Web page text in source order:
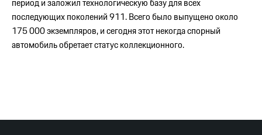
последующих поколений 911. Всего было выпущено около
175 000 экземпляров, и сегодня этот некогда спорный
автомобиль обретает статус коллекционного.